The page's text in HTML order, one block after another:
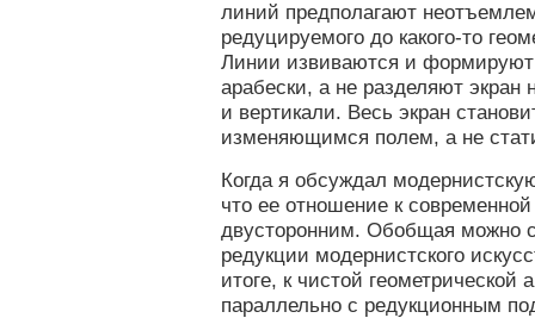
линий предполагают
редуцируемого до какого-то
Линии извиваются и
арабески, а не разделяют экран
и вертикали. Весь экран
изменяющимся полем, а не
Когда я обсуждал
что ее отношение к
двусторонним. Обобщая можно
редукции модернистского
итоге, к чистой геометрической
параллельно с редукционным